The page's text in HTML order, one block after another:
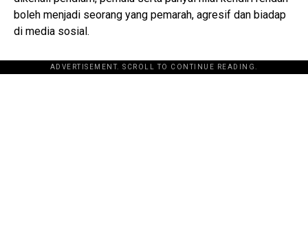
boleh menjadi seorang yang pemarah, agresif dan biadap
di media sosial.
ADVERTISEMENT. SCROLL TO CONTINUE READING.